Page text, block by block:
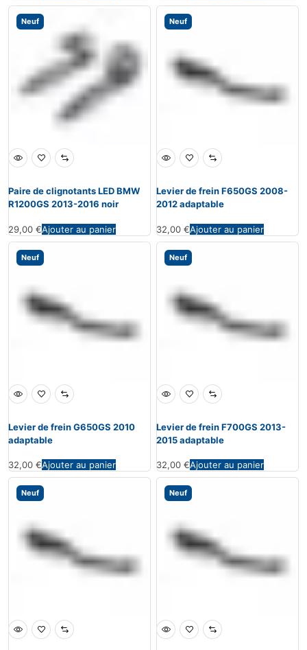
Neuf
Paire de clignotants LED BMW
R1200GS 2013-2016 noir
29,00 €Ajouter au panier
Neuf
Levier de frein F650GS 2008-
2012 adaptable
32,00 €Ajouter au panier
Neuf
Levier de frein G650GS 2010
adaptable
32,00 €Ajouter au panier
Neuf
Levier de frein F700GS 2013-
2015 adaptable
32,00 €Ajouter au panier
Neuf Neuf